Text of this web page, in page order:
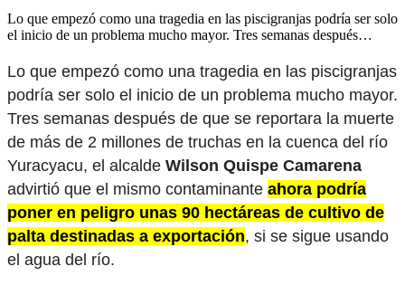
Lo que empezó como una tragedia en las piscigranjas podría ser solo
el inicio de un problema mucho mayor. Tres semanas después…
Lo que empezó como una tragedia en las piscigranjas
podría ser solo el inicio de un problema mucho mayor.
Tres semanas después de que se reportara la muerte
de más de 2 millones de truchas en la cuenca del río
Yuracyacu, el alcalde Wilson Quispe Camarena
advirtió que el mismo contaminante ahora podría
poner en peligro unas 90 hectáreas de cultivo de
palta destinadas a exportación, si se sigue usando
el agua del río.